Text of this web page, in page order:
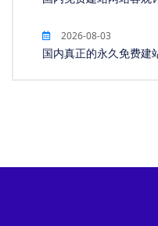
2026-08-03
国内真正的永久免费建